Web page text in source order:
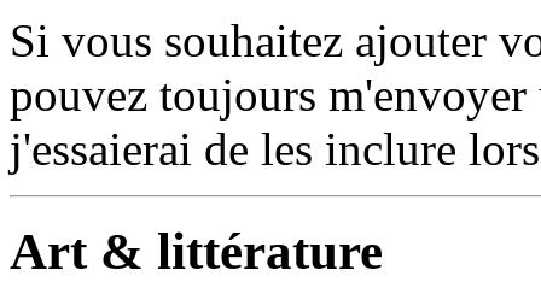
Si vous souhaitez ajouter
pouvez toujours
j'essaierai de les inclure
Art & littérature